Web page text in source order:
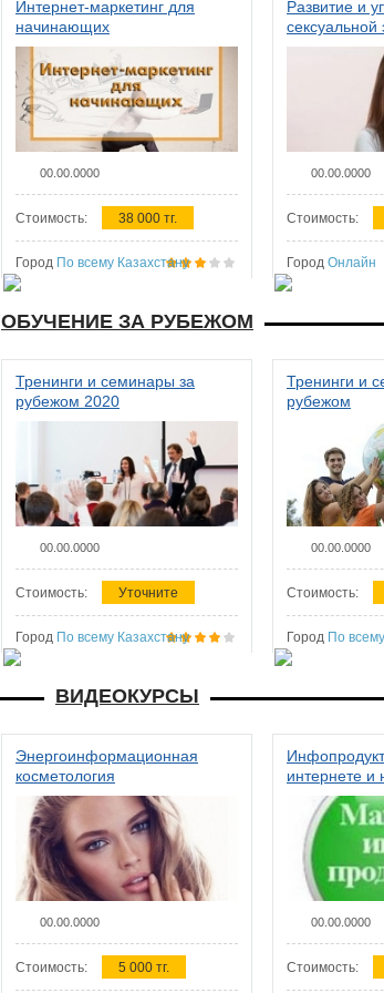
Интернет-маркетинг для
начинающих
00.00.0000
Стоимость: 38 000 тг.
Город По всему Казахстану
Развитие и
сексуальной
женщин
00.00.0000
Стоимость:
Город Онлайн
ОБУЧЕНИЕ ЗА РУБЕЖОМ
Тренинги и семинары за
рубежом 2020
00.00.0000
Стоимость: Уточните
Город По всему Казахстану
Тренинги и
рубежом
00.00.0000
Стоимость:
Город По
ВИДЕОКУРСЫ
Энергоинформационная
косметология
00.00.0000
Стоимость: 5 000 тг.
интернете и
00.00.0000
Стоимость: